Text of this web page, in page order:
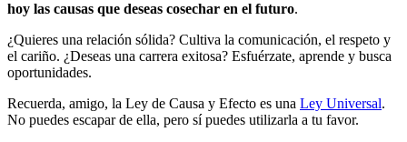
hoy las causas que deseas cosechar en el futuro.
¿Quieres una relación sólida? Cultiva la comunicación, el respeto y
el cariño. ¿Deseas una carrera exitosa? Esfuérzate, aprende y busca
oportunidades.
Recuerda, amigo, la Ley de Causa y Efecto es una Ley Universal.
No puedes escapar de ella, pero sí puedes utilizarla a tu favor.